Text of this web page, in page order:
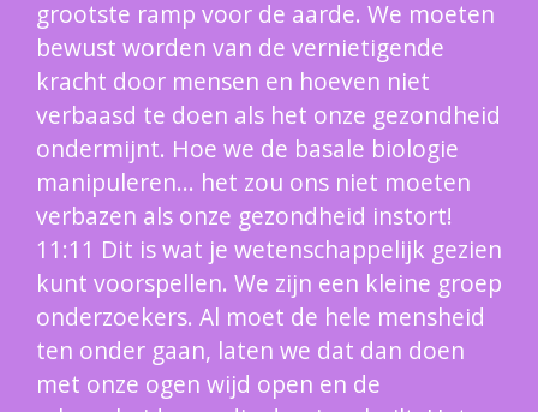
grootste ramp voor de aarde. We moeten
bewust worden van de vernietigende
kracht door mensen en hoeven niet
verbaasd te doen als het onze gezondheid
ondermijnt. Hoe we de basale biologie
manipuleren... het zou ons niet moeten
verbazen als onze gezondheid instort!
11:11 Dit is wat je wetenschappelijk gezien
kunt voorspellen. We zijn een kleine groep
onderzoekers. Al moet de hele mensheid
ten onder gaan, laten we dat dan doen
met onze ogen wijd open en de